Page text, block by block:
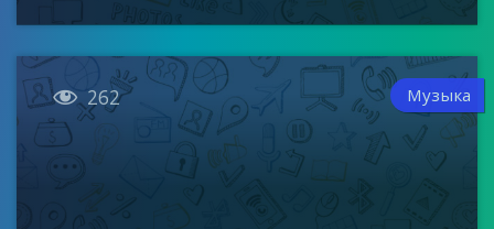
 262 Музыка